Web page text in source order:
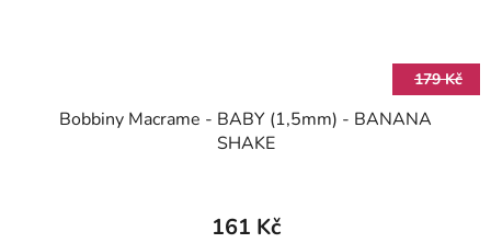
179 Kč
Bobbiny Macrame - BABY (1,5mm) - BANANA
SHAKE
161 Kč